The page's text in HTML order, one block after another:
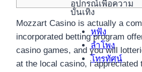
อุปกรณ์เพื่อความ
บันเทิง
หูฟัง
ลำโพง
โทรทัศน์
Mozzart Casino is actually a
incorporated betting program
casino games, and you will
at the local casino, i appreciated